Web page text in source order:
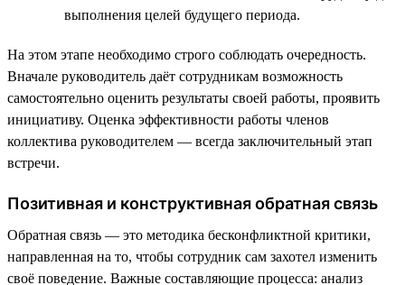
выполнения целей будущего периода.
На этом этапе необходимо строго соблюдать очередность.
Вначале руководитель даёт сотрудникам возможность
самостоятельно оценить результаты своей работы, проявить
инициативу. Оценка эффективности работы членов
коллектива руководителем — всегда заключительный этап
встречи.
Позитивная и конструктивная обратная связь
Обратная связь — это методика бесконфликтной критики,
направленная на то, чтобы сотрудник сам захотел изменить
своё поведение. Важные составляющие процесса: анализ